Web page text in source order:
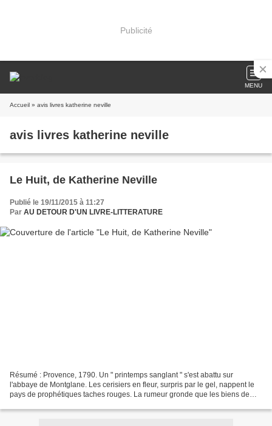
Publicité
MENU
Accueil » avis livres katherine neville
avis livres katherine neville
Le Huit, de Katherine Neville
Publié le 19/11/2015 à 11:27
Par AU DETOUR D'UN LIVRE-LITTERATURE
Résumé : Provence, 1790. Un " printemps sanglant " s'est abattu sur
l'abbaye de Montglane. Les cerisiers en fleur, surpris par le gel, nappent le
pays de prophétiques taches rouges. La rumeur gronde que les biens de